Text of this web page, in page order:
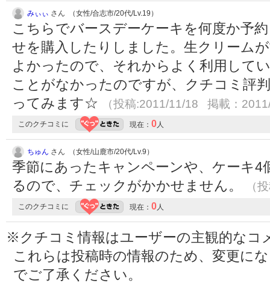
みぃぃ さん （女性/合志市/20代/Lv.19）
こちらでバースデーケーキを何度か予
せを購入したりしました。生クリーム
よかったので、それからよく利用して
ことがなかったのですが、クチコミ評
ってみます☆
（投稿:2011/11/18 掲載：
このクチコミに 現在： 0 人
ちゅん さん （女性/山鹿市/20代/Lv.9）
季節にあったキャンペーンや、ケーキ
るので、チェックがかかせません。
（
このクチコミに 現在： 0 人
※クチコミ情報はユーザーの主観的なコ
これらは投稿時の情報のため、変更に
でご了承ください。